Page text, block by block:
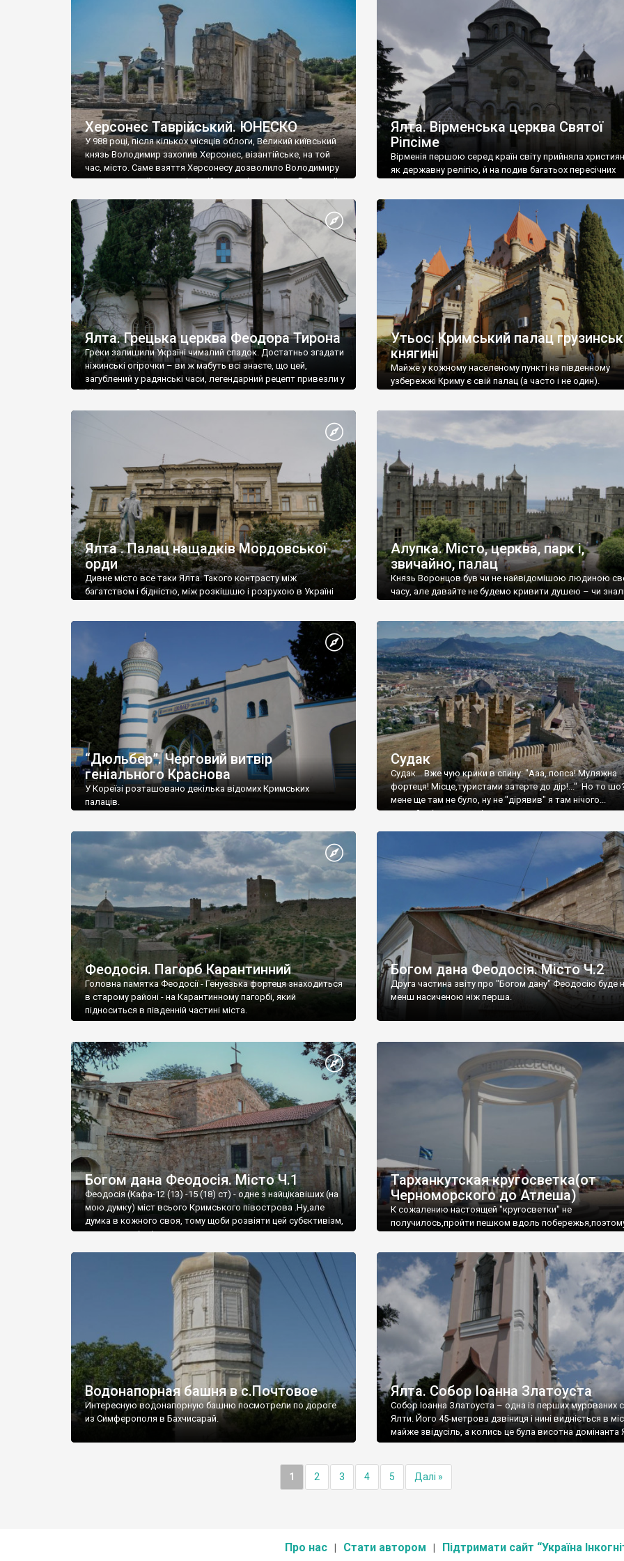
візантійської доби. Раритети викрадені з фондів об’єкту
культурної спадщини ЮНЕСКО «Херсонеса Таврійського».
Офіційно – на виставку «Золото Візантії», але експерти та
влада в Україні вважають це лише […]
називаються «повстяками» (postaki)…” “Вино. Крим
виробляє відмінне вино і його вдосталь: воно все
легке біле і дуже […]
Херсонес Таврійський. ЮНЕСКО
У 988 році, після кількох місяців облоги, Великий київський
князь Володимир захопив Херсонес, візантійське, на той
час, місто. Саме взяття Херсонесу дозволило Володимиру
диктувати свої умови візантійському імператору Василю ІІ,
Херсонесі Володимир-язичник, став Василем-
християнином. А потім було Хрещення Русі. На честь
Херсонесу Таврійського названо місто […]
Ялта. Вірменська церква Святої
Ріпсіме
Вірменія першою серед країн світу прийняла
як державну релігію, й на подив багатьох пересічних
Ялта. Грецька церква Феодора Тирона
Греки залишили Україні чималий спадок. Достатньо згадати
ніжинські огірочки – ви ж мабуть всі знаєте, що цей,
загублений у радянські часи, легендарний рецепт привезли у
Ніжин греки?
Утьос. Кримський палац
княгині
Майже у кожному населеному пункті на південному
узбережжі Криму є свій палац (а часто і не один).
Ялта . Палац нащадків Мордовської
орди
Дивне місто все таки Ялта. Такого контрасту між
багатством і бідністю, між розкішшю і розрухою в Україні
Алупка. Місто, церква, парк і,
звичайно, палац
Князь Воронцов був чи не найвідомішою людиною
часу, але давайте не будемо кривити душею – чи
“Дюльбер”. Черговий витвір
геніального Краснова
У Кореїзі розташовано декілька відомих Кримських
палаців.
Судак
Судак... Вже чую крики в спину: "Ааа, попса! Муляжна
фортеця! Місце,туристами затерте до дір!..." Но то
мене ще там не було, ну не "дірявив" я там нічого...
принаймні до цього літа.
Феодосія. Пагорб Карантинний
Головна памятка Феодосії - Генуезька фортеця знаходиться
в старому районі - на Карантинному пагорбі, який
підноситься в південній частині міста.
Богом дана Феодосія. Місто Ч.2
Друга частина звіту про "Богом дану" Феодосію буде
менш насиченою ніж перша.
Богом дана Феодосія. Місто Ч.1
Феодосія (Кафа-12 (13) -15 (18) ст) - одне з найцікавіших (на
мою думку) міст всього Кримського півострова .Ну,але
думка в кожного своя, тому щоби розвіяти цей субєктивізм,
запрошую відвідати це
Тарханкутская кругосветка(от
Черноморского до Атлеша)
К сожалению настоящей "кругосветки" не
получилось,пройти пешком вдоль
Водонапорная башня в с.Почтовое
Интересную водонапорную башню посмотрели по дороге
из Симферополя в Бахчисарай.
Ялта. Собор Іоанна Златоуста
Собор Іоанна Златоуста – одна із перших мурованих
Ялти. Його 45-метрова дзвіниця і нині видніється в
майже звідусіль, а колись це була висотна домінанта
1 2 3 4 5 Далі »
Про нас Стати автором Підтримати сайт “Україна